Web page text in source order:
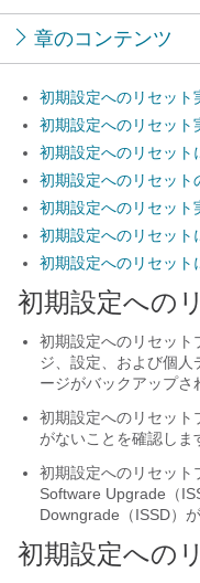
章のコンテンツ
初期設定へのリセット
初期設定へのリセット
初期設定へのリセット
初期設定へのリセット
初期設定へのリセット
初期設定へのリセット
初期設定へのリセット
初期設定への
初期設定へのリセット
ジ、設定、および個人
ージがバックアップさ
初期設定へのリセット
がないことを確認しま
初期設定へのリセット
Software Upgrade（
Downgrade（ISSD）
初期設定への